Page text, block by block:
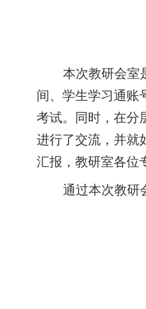
本次教研会室
间、学生学习通账
考试。同时，在分
进行了交流，并就
汇报，教研室各位
通过本次教研